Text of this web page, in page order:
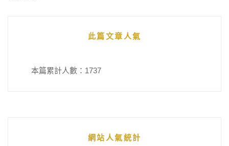
此篇文章人氣
本篇累計人數： 1737
網站人氣統計